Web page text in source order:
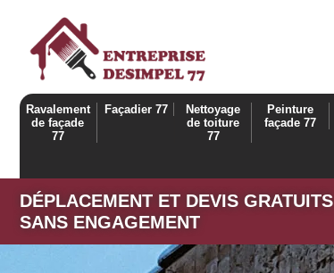
Ravalement
de façade
77
Façadier 77
Nettoyage
de toiture
77
Peinture
façade 77
DÉPLACEMENT ET DEVIS GRATUITS
SANS ENGAGEMENT